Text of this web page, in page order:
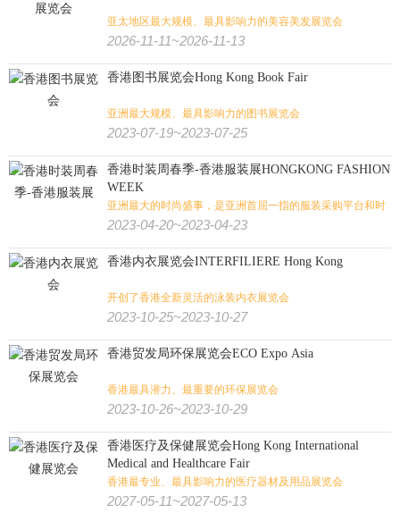
亚太地区最大规模、最具影响力的美容美发展览会
2026-11-11~2026-11-13
香港图书展览会Hong Kong Book Fair
亚洲最大规模、最具影响力的图书展览会
2023-07-19~2023-07-25
香港时装周春季-香港服装展HONGKONG FASHION
WEEK
亚洲最大的时尚盛事，是亚洲首屈一指的服装采购平台和时
尚引领者
2023-04-20~2023-04-23
香港内衣展览会INTERFILIERE Hong Kong
开创了香港全新灵活的泳装内衣展览会
2023-10-25~2023-10-27
香港贸发局环保展览会ECO Expo Asia
香港最具潜力、最重要的环保展览会
2023-10-26~2023-10-29
香港医疗及保健展览会Hong Kong International
Medical and Healthcare Fair
香港最专业、最具影响力的医疗器材及用品展览会
2027-05-11~2027-05-13